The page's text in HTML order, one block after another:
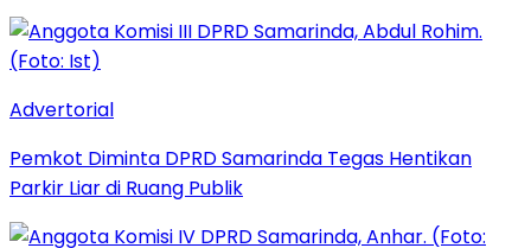
Advertorial
Pemkot Diminta DPRD Samarinda Tegas Hentikan
Parkir Liar di Ruang Publik